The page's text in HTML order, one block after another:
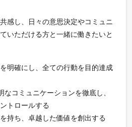
感し、日々の意思決定やコミュニ
いただける方と一緒に働きたいと
明確にし、全ての行動を目的達成
なコミュニケーションを徹底し、
トロールする
持ち、卓越した価値を創出する